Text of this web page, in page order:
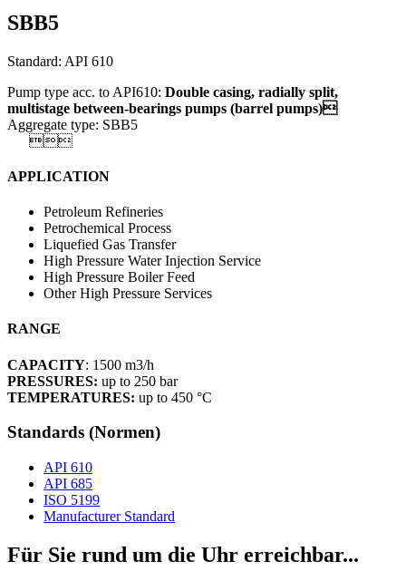
SBB5
Standard: API 610
Pump type acc. to API610: Double casing, radially split,
multistage between-bearings pumps (barrel pumps)
Aggregate type: SBB5

APPLICATION
Petroleum Refineries
Petrochemical Process
Liquefied Gas Transfer
High Pressure Water Injection Service
High Pressure Boiler Feed
Other High Pressure Services
RANGE
CAPACITY: 1500 m3/h
PRESSURES: up to 250 bar
TEMPERATURES: up to 450 °C
Standards (Normen)
API 610
API 685
ISO 5199
Manufacturer Standard
Für Sie rund um die Uhr erreichbar...